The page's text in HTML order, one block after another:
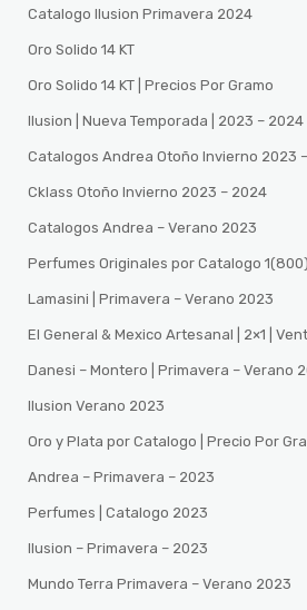
Catalogo Ilusion Primavera 2024
Oro Solido 14 KT
Oro Solido 14 KT | Precios Por Gramo
Ilusion | Nueva Temporada | 2023 – 2024
Catalogos Andrea Otoño Invierno 2023
Cklass Otoño Invierno 2023 – 2024
Catalogos Andrea – Verano 2023
Perfumes Originales por Catalogo
Lamasini | Primavera – Verano 2023
El General & Mexico Artesanal | 2×1 |
Danesi – Montero | Primavera – Verano
Ilusion Verano 2023
Oro y Plata por Catalogo | Precio Por
Andrea – Primavera – 2023
Perfumes | Catalogo 2023
Ilusion – Primavera – 2023
Mundo Terra Primavera – Verano 2023